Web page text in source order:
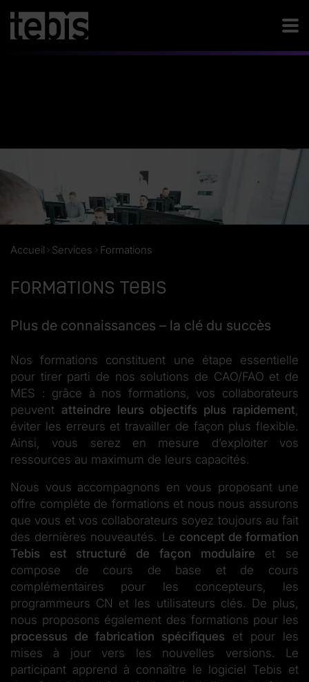
Accueil Services Formations
Formations Tebis
Plus de connaissances – la clé du succès
Nos formations constituent une étape essentielle
pour tirer parti de nos solutions de CAO/FAO et de
MES : grâce à nos formations, vos collaborateurs
peuvent atteindre leurs objectifs plus rapidement,
éviter les erreurs et travailler de façon plus flexible.
Ainsi, vous serez en mesure d’exploiter vos
ressources au maximum de leurs capacités.
Nous vous accompagnons en vous proposant une
offre complète de formations et nous nous assurons
que vous et vos collaborateurs soyez toujours au fait
des dernières nouveautés. Le concept de formation
Tebis est structuré de façon modulaire et se
compose de cours de base et de cours
complémentaires pour les concepteurs, les
programmeurs CN et les utilisateurs clés. De plus,
nous proposons également des formations pour les
processus de fabrication spécifiques et pour les
mises à jour vers les nouvelles versions. Le
participant apprend à connaître le logiciel Tebis et